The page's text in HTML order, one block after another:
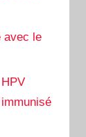
avec le